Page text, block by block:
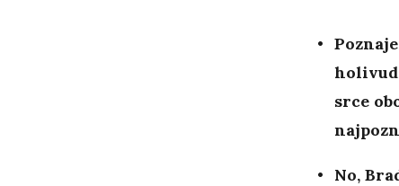
srce
No,